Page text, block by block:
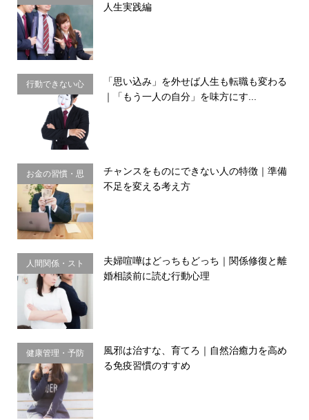
人生実践編
行動できない心
理・思い込み
「思い込み」を外せば人生も転職も変わる
｜「もう一人の自分」を味方にす...
お金の習慣・思
考法
チャンスをものにできない人の特徴｜準備
不足を変える考え方
人間関係・スト
レス
夫婦喧嘩はどっちもどっち｜関係修復と離
婚相談前に読む行動心理
健康管理・予防
習慣
風邪は治すな、育てろ｜自然治癒力を高め
る免疫習慣のすすめ